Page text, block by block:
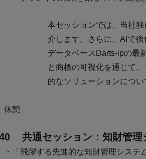
本セッションでは、当社
介します。さらに、AIで
データベースDarts-ipの最
と商標の可視化を通じて
的なソリューションについ
休憩
共通セッション：知財管理
「飛躍する先進的な知財管理システ